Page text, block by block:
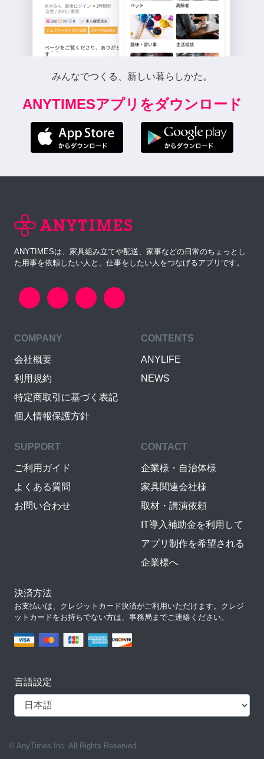
みんなでつくる、新しい暮らしかた。
ANYTIMESアプリをダウンロード
ANYTIMESは、家具組み立てや配送、家事などの日常のちょっとし
た用事を依頼したい人と、仕事をしたい人をつなげるアプリです。
COMPANY
会社概要
利用規約
特定商取引に基づく表記
個人情報保護方針
CONTENTS
ANYLIFE
NEWS
SUPPORT
ご利用ガイド
よくある質問
お問い合わせ
CONTACT
企業様・自治体様
家具関連会社様
取材・講演依頼
IT導入補助金を利用して
アプリ制作を希望される
企業様へ
決済方法
お支払いは、クレジットカード決済がご利用いただけます。クレジ
ットカードをお持ちでない方は、事務局までご連絡ください。
言語設定
© AnyTimes Inc. All Rights Reserved